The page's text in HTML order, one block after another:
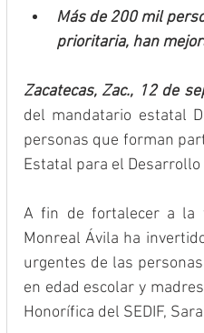
Más de 200 mil
prioritaria, han
Zacatecas, Zac., 12 de
del mandatario estatal
personas que forman
Estatal para el Desarrollo
A fin de fortalecer a la
Monreal Ávila ha
urgentes de las
en edad escolar y
Honorífica del SEDIF,